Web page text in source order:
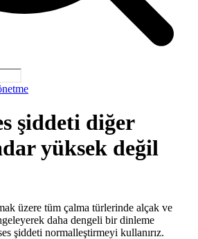
şiddeti diğer
yüksek değil
üzere tüm çalma türlerinde alçak ve
daha dengeli bir dinleme
şiddeti normalleştirmeyi kullanırız.